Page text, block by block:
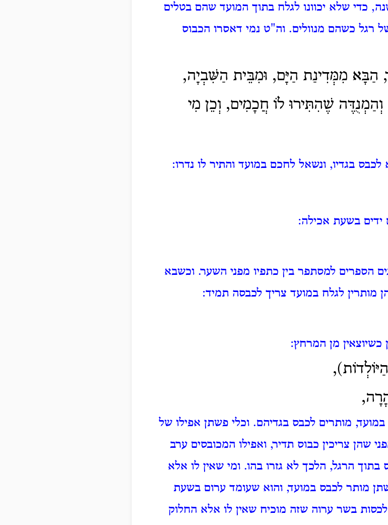
כדי שלא יכוונו לגלח בתוך המועד שהם בטלים
רגל כשהם מנוולים. וה"ט נמי דאסרו הכבוס
הַבָּא מִמְּדִינַת הַיָּם, וּמִבֵּית הַשִּׁבְיָה,
שֶׁהִתִּירוּ לוֹ חֲכָמִים, וְכֵן מִי
בגדיו, ונשאל לחכם במועד והתיר לו נדרו:
ידים בשעת אכילה:
הספרים למסתפר בין כתפיו מפני השער. וכשבא
מותרין לגלח במועד צריך לכבסה תמיד:
כשיוצאין מן המרחץ:
מותרים לכבס בגדיהם. וכלי פשתן אפילו של
שהן צריכין כבוס תדיר, ואפילו המכובסים ערב
בתוך הרגל, הלכך לא גזרו בהו. ומי שאין לו אלא
מותר לכבס במועד, והוא שעומד ערום בשעת
בשר ערוה שזה מוכיח שאין לו אלא החלוק